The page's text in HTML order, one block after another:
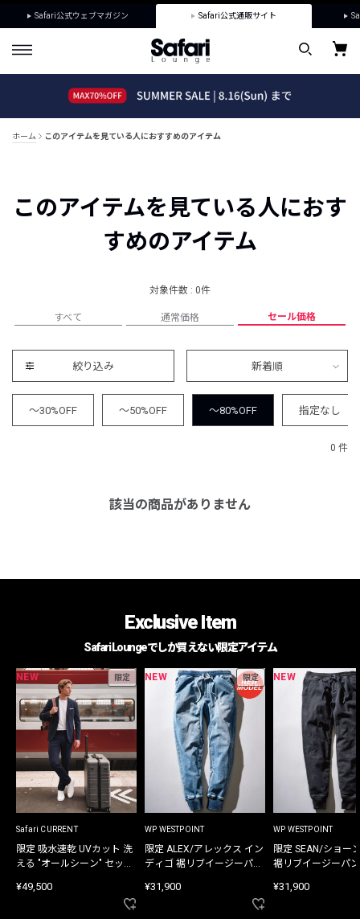
Safari公式ウェブマガジン Safari公式通販サイト
ホーム このアイテムを見ている人におすすめのアイテム
このアイテムを見ている人におす
すめのアイテム
対象件数 : 0件
すべて 通常価格 セール価格
絞り込み 新着順
～30%OFF ～50%OFF ～80%OFF 指定なし
0 件
該当の商品がありません
Exclusive Item
Safari Loungeでしか買えない限定アイテム
NEW 限定
Safari CURRENT
限定 吸水速乾 UVカット 洗
える "オールシーン" セット
¥49,500
NEW 限定
WP WESTPOINT
限定 ALEX/アレックス イン
ディゴ 裾リブイージーパン
¥31,900
NEW
WP WESTPOINT
限定 SEAN/ショー
裾リブイージーパ
¥31,900